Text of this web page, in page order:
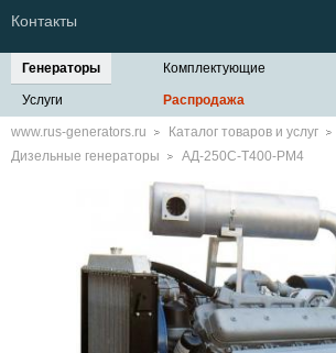
Контакты
Генераторы Комплектующие
Услуги Распродажа
www.rus-generators.ru Каталог товаров и услуг
Дизельные генераторы
АД-250С-Т400-РМ4